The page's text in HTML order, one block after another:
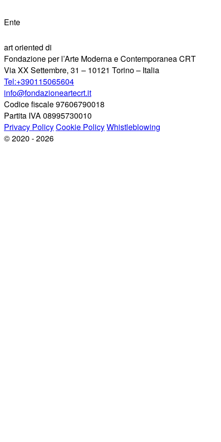
Ente
art oriented di
Fondazione per l’Arte Moderna e Contemporanea CRT
Via XX Settembre, 31 – 10121 Torino – Italia
Tel:+390115065604
info@fondazioneartecrt.it
Codice fiscale 97606790018
Partita IVA 08995730010
Privacy PolicyCookie PolicyWhistleblowing
© 2020 - 2026